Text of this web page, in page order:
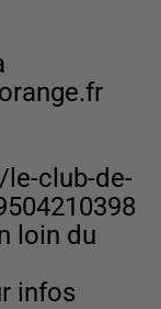
club-de-
loin du
infos